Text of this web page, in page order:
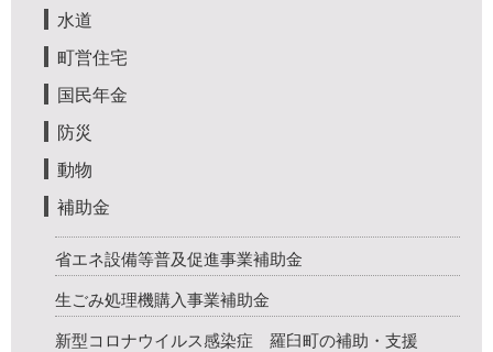
水道
町営住宅
国民年金
防災
動物
補助金
省エネ設備等普及促進事業補助金
生ごみ処理機購入事業補助金
新型コロナウイルス感染症 羅臼町の補助・支援